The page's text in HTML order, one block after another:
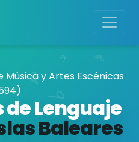
y Artes Escénicas
Lenguaje
Baleares